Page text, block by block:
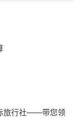
旅行社——带您领